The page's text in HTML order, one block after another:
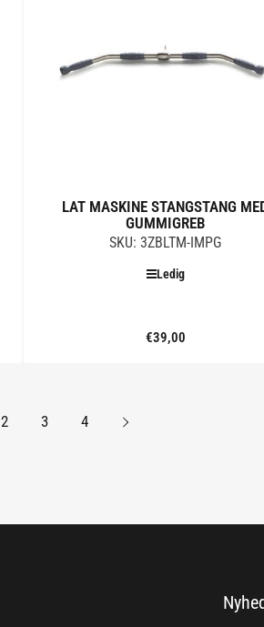
LAT MASKINE STANGSTANG
GUMMIGREB
SKU: 3ZBLTM-IMPG
Ledig
Standard
€39,00
2 3 4